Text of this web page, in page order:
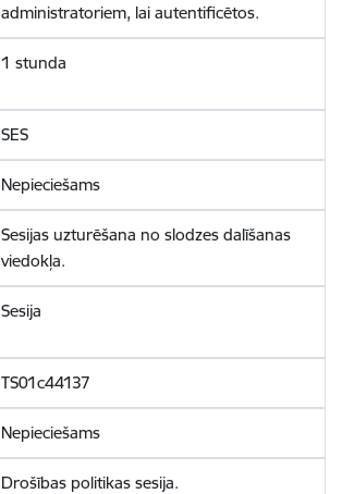
administratoriem, lai autentificētos.
1 stunda
SES
Nepieciešams
Sesijas uzturēšana no slodzes dalīšanas
viedokļa.
Sesija
TS01c44137
Nepieciešams
Drošības politikas sesija.